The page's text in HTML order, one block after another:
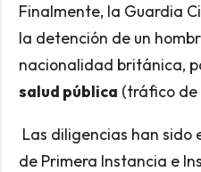
Finalmente, la Guardia
la detención de un
nacionalidad británica,
salud pública (tráfico de
Las diligencias han
de Primera Instancia e